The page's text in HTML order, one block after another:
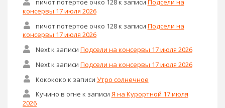
пичот потертое очко 128к записи Подсели на
консервы 17 июля 2026
пичот потертое очко 128к записи Подсели на
консервы 17 июля 2026
Nextк записи Подсели на консервы 17 июля 2026
Nextк записи Подсели на консервы 17 июля 2026
Кокококо к записи Утро солнечное
Кучино в огне к записи Я на Курортной 17 июля
2026